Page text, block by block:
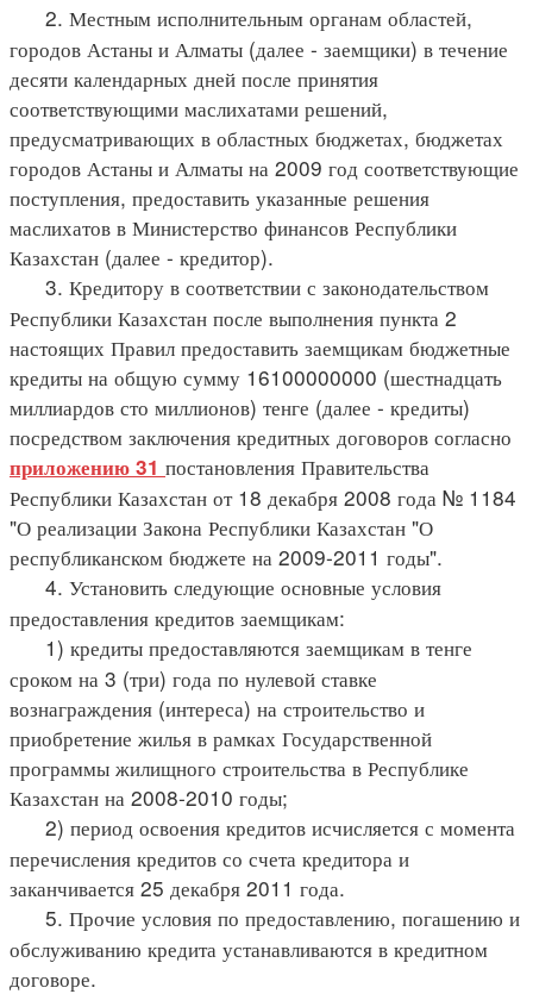
2. Местным исполнительным органам областей,
городов Астаны и Алматы (далее - заемщики) в течение
десяти календарных дней после принятия
соответствующими маслихатами решений,
предусматривающих в областных бюджетах, бюджетах
городов Астаны и Алматы на 2009 год соответствующие
поступления, предоставить указанные решения
маслихатов в Министерство финансов Республики
Казахстан (далее - кредитор).
3. Кредитору в соответствии с законодательством
Республики Казахстан после выполнения пункта 2
настоящих Правил предоставить заемщикам бюджетные
кредиты на общую сумму 16100000000 (шестнадцать
миллиардов сто миллионов) тенге (далее - кредиты)
посредством заключения кредитных договоров согласно
приложению 31 постановления Правительства
Республики Казахстан от 18 декабря 2008 года № 1184
"О реализации Закона Республики Казахстан "О
республиканском бюджете на 2009-2011 годы".
4. Установить следующие основные условия
предоставления кредитов заемщикам:
1) кредиты предоставляются заемщикам в тенге
сроком на 3 (три) года по нулевой ставке
вознаграждения (интереса) на строительство и
приобретение жилья в рамках Государственной
программы жилищного строительства в Республике
Казахстан на 2008-2010 годы;
2) период освоения кредитов исчисляется с момента
перечисления кредитов со счета кредитора и
заканчивается 25 декабря 2011 года.
5. Прочие условия по предоставлению, погашению и
обслуживанию кредита устанавливаются в кредитном
договоре.